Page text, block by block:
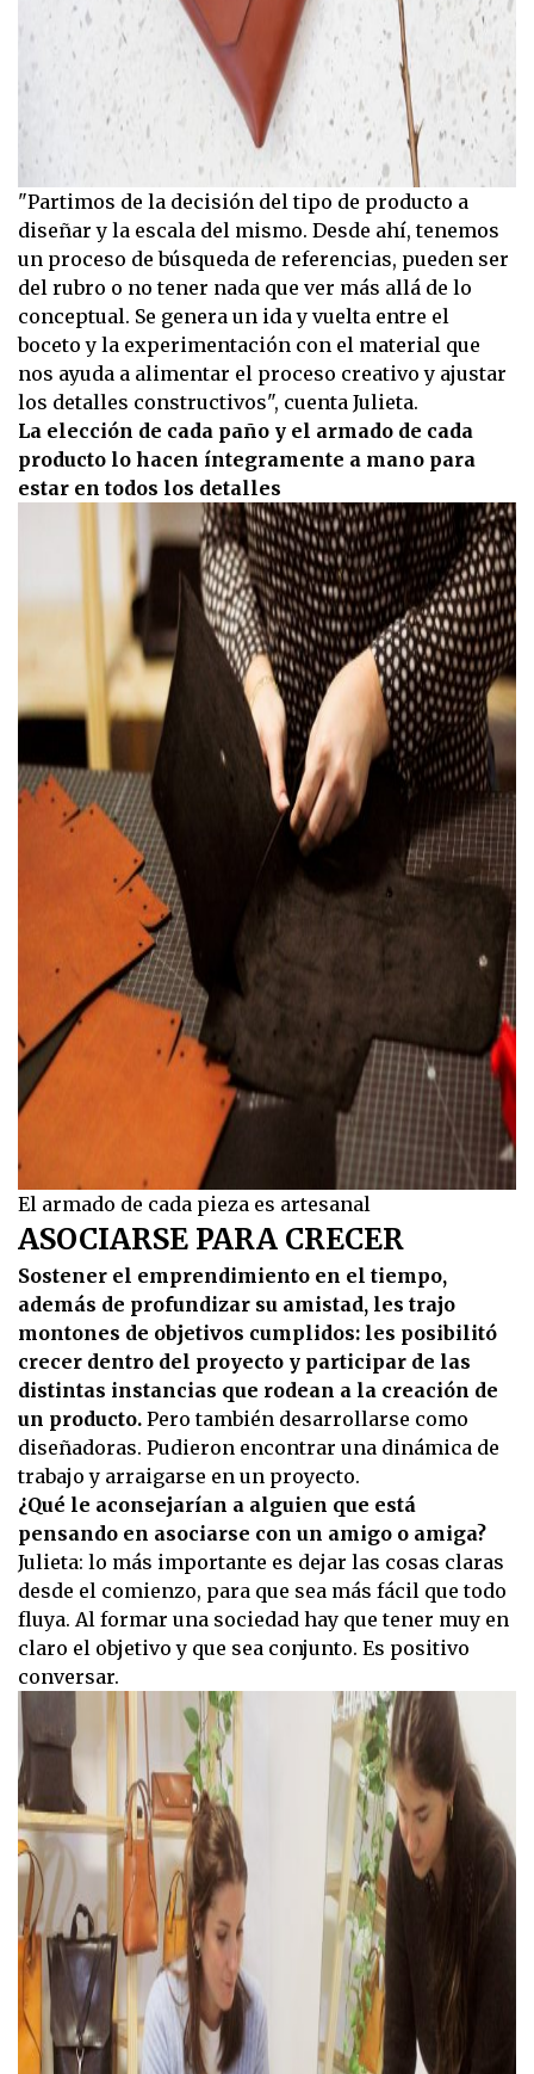
"Partimos de la decisión del tipo de producto a
diseñar y la escala del mismo. Desde ahí, tenemos
un proceso de búsqueda de referencias, pueden ser
del rubro o no tener nada que ver más allá de lo
conceptual. Se genera un ida y vuelta entre el
boceto y la experimentación con el material que
nos ayuda a alimentar el proceso creativo y ajustar
los detalles constructivos", cuenta Julieta.
La elección de cada paño y el armado de cada
producto lo hacen íntegramente a mano para
estar en todos los detalles
El armado de cada pieza es artesanal
ASOCIARSE PARA CRECER
Sostener el emprendimiento en el tiempo,
además de profundizar su amistad, les trajo
montones de objetivos cumplidos: les posibilitó
crecer dentro del proyecto y participar de las
distintas instancias que rodean a la creación de
un producto. Pero también desarrollarse como
diseñadoras. Pudieron encontrar una dinámica de
trabajo y arraigarse en un proyecto.
¿Qué le aconsejarían a alguien que está
pensando en asociarse con un amigo o amiga?
Julieta: lo más importante es dejar las cosas claras
desde el comienzo, para que sea más fácil que todo
fluya. Al formar una sociedad hay que tener muy en
claro el objetivo y que sea conjunto. Es positivo
conversar.